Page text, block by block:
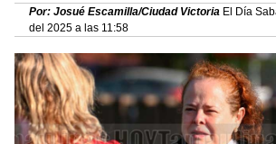
Por: Josué Escamilla/Ciudad Victoria El Día
del 2025 a las 11:58